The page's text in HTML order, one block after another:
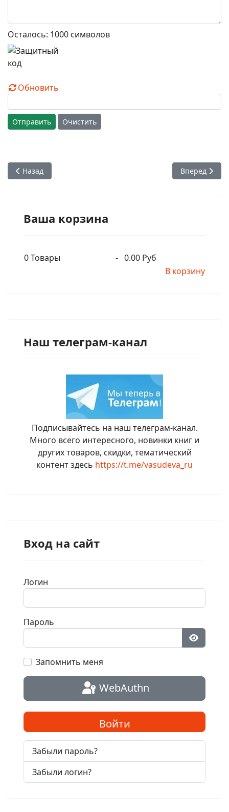
Осталось: 1000 символов
Обновить
Отправить Очистить
Предыдущий: Как британские колонизаторы уничтожили
Назад Следующий:
Вперед
Ваша корзина
0Товары - 0.00 Руб
В корзину
Наш телеграм-канал
Подписывайтесь на наш телеграм-канал.
Много всего интересного, новинки книг и
других товаров, скидки, тематический
контент здесь https://t.me/vasudeva_ru
Вход на сайт
Логин
Пароль
Запомнить меня
WebAuthn
Войти
Забыли пароль?
Забыли логин?